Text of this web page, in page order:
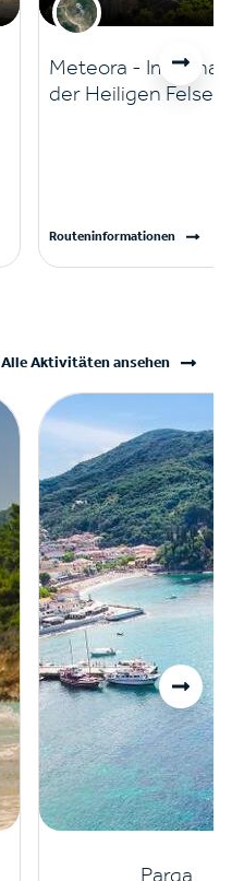
Meteora - Im
der Heiligen Felsen
Routeninformationen
Alle Aktivitäten ansehen
Parga